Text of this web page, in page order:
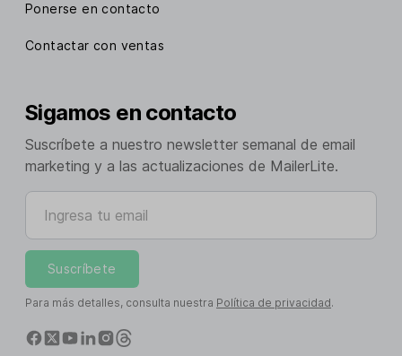
Ponerse en contacto
Contactar con ventas
Sigamos en contacto
Suscríbete a nuestro newsletter semanal de email
marketing y a las actualizaciones de MailerLite.
Ingresa tu email
Suscríbete
Para más detalles, consulta nuestra Política de privacidad.